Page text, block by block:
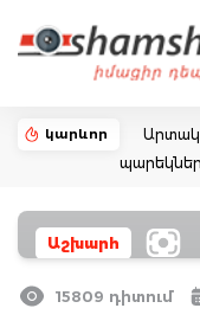
կարևոր
Աշխարհ
15809 դիտում